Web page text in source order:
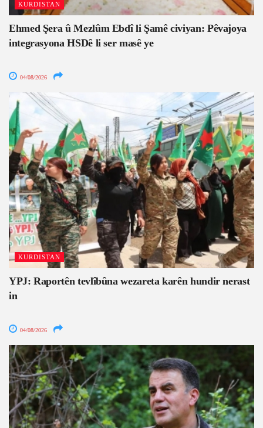
KURDISTAN
Ehmed Şera û Mezlûm Ebdî li Şamê civiyan: Pêvajoya
integrasyona HSDê li ser masê ye
04/08/2026
KURDISTAN
YPJ: Raportên tevlîbûna wezareta karên hundir nerast
in
04/08/2026